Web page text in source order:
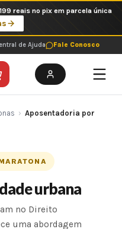
reais no pix em parcela única
de Ajuda Fale Conosco
› Aposentadoria por
urbana
no Direito
uma abordagem